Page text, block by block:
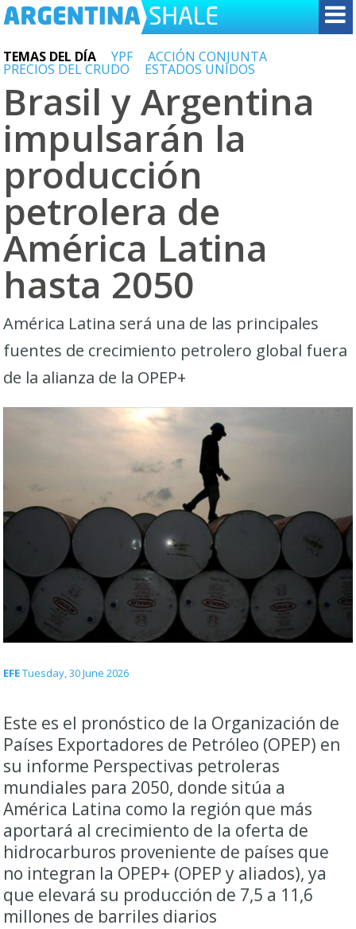
TEMAS DEL DÍA YPF ACCIÓN CONJUNTA
PRECIOS DEL CRUDO ESTADOS UNIDOS
Brasil y Argentina
impulsarán la
producción
petrolera de
América Latina
hasta 2050
América Latina será una de las principales
fuentes de crecimiento petrolero global fuera
de la alianza de la OPEP+
EFETuesday, 30 June 2026
Este es el pronóstico de la Organización de
Países Exportadores de Petróleo (OPEP) en
su informe Perspectivas petroleras
mundiales para 2050, donde sitúa a
América Latina como la región que más
aportará al crecimiento de la oferta de
hidrocarburos proveniente de países que
no integran la OPEP+ (OPEP y aliados), ya
que elevará su producción de 7,5 a 11,6
millones de barriles diarios